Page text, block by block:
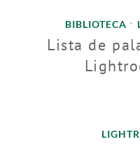
BIBLIOTECA •
Lista de